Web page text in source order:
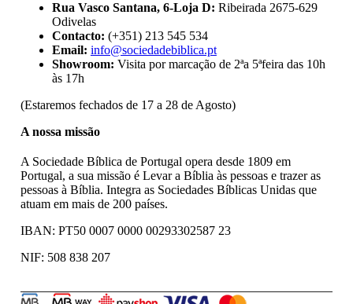
Rua Vasco Santana, 6-Loja D: Ribeirada 2675-629
Odivelas
Contacto: (+351) 213 545 534
Email: info@sociedadebiblica.pt
Showroom: Visita por marcação de 2ªa 5ªfeira das 10h
às 17h
(Estaremos fechados de 17 a 28 de Agosto)
A nossa missão
A Sociedade Bíblica de Portugal opera desde 1809 em
Portugal, a sua missão é Levar a Bíblia às pessoas e trazer as
pessoas à Bíblia. Integra as Sociedades Bíblicas Unidas que
atuam em mais de 200 países.
IBAN: PT50 0007 0000 00293302587 23
NIF: 508 838 207